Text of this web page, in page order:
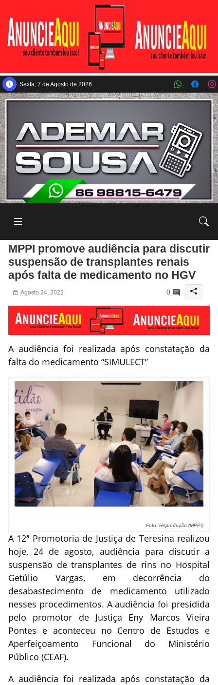
Pular para o conteúdo principal
Sexta, 7 de Agosto de 2026
MPPI promove audiência para discutir
suspensão de transplantes renais
após falta de medicamento no HGV
Agosto 24, 2022 0
A audiência foi realizada após constatação da
falta do medicamento “SIMULECT”
Foto: Reprodução (MPPI)
A 12ª Promotoria de Justiça de Teresina realizou
hoje, 24 de agosto, audiência para discutir a
suspensão de transplantes de rins no Hospital
Getúlio Vargas, em decorrência do
desabastecimento de medicamento utilizado
nesses procedimentos. A audiência foi presidida
pelo promotor de Justiça Eny Marcos Vieira
Pontes e aconteceu no Centro de Estudos e
Aperfeiçoamento Funcional do Ministério
Público (CEAF).
A audiência foi realizada após constatação da